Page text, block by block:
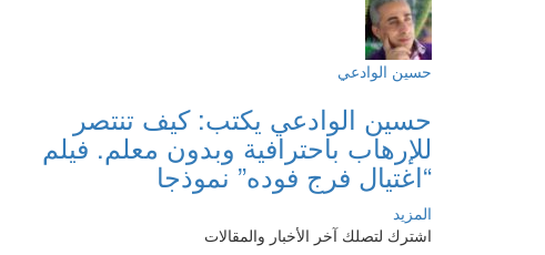
حسين الوادعي
حسين الوادعي يكتب: كيف تنتصر
للإرهاب باحترافية وبدون معلم. فيلم
“اغتيال فرج فوده” نموذجا
المزيد
اشترك لتصلك آخر الأخبار والمقالات